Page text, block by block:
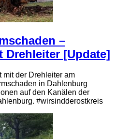
–
Drehleiter [Update]
mit der Drehleiter am
in Dahlenburg
auf den Kanälen der
#wirsindderostkreis